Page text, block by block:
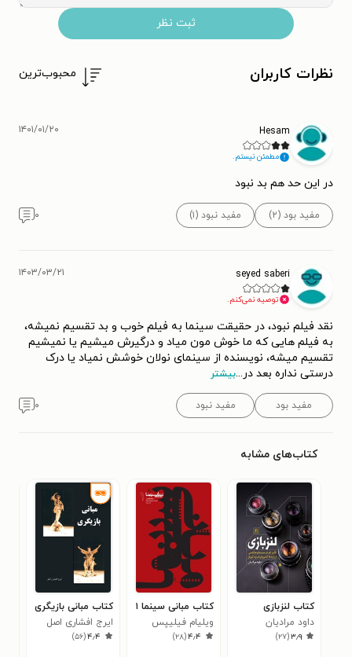
ثبت نظر
نظرات کاربران محبوب‌ترین
Hesam
مطمئن نیستم.
۱۴۰۱/۰۱/۲۰
در این حد هم بد نبود
مفید بود (۲) مفید نبود (۱) ۰
seyed saberi
توصیه نمی‌کنم.
۱۴۰۳/۰۳/۲۱
نقد فیلم نبود، در حقیقت سینما به فیلم خوب و بد تقسیم نمیشه،
به فیلم هایی که ما خوش مون میاد و درگیرش میشیم یا نمیشیم
تقسیم میشه، نویسنده از سینمای نولان خوشش نمیاد یا درک
درستی نداره بعد در...بیشتر
مفید بود مفید نبود ۰
کتاب‌های مشابه
کتاب لنزبازی
داود مرادیان
۳٫۹(۲۷)
کتاب مبانی سینما ۱
ویلیام فیلیپس
۴٫۴(۲۸)
کتاب مبانی بازیگری
ایرج افشاری اصل
۴٫۴(۵۶)